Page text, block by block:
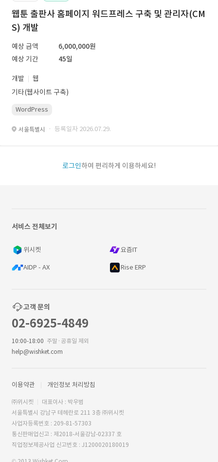
웹툰 출판사 홈페이지 워드프레스 구축 및 관리자(CM
S) 개발
예상 금액
6,000,000원
예상 기간
45일
개발
웹
기타(웹사이트 구축)
WordPress
서울특별시 · 등록일자 2026.07.29.
로그인하여 편리하게 이용하세요!
서비스 전체보기
위시켓 요즘IT
AIDP - AX Rise ERP
고객 문의
02-6925-4849
10:00-18:00 주말·공휴일 제외
help@wishket.com
이용약관 개인정보 처리방침
㈜위시켓
대표이사 : 박우범
서울특별시 강남구 테헤란로 211 3층 ㈜위시켓
사업자등록번호 : 209-81-57303
통신판매업신고 : 제2018-서울강남-02337 호
직업정보제공사업 신고번호 : J1200020180019